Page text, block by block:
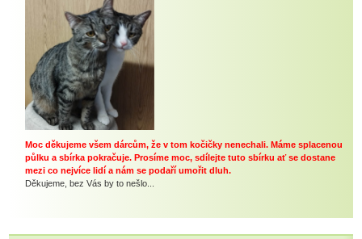
Moc děkujeme všem dárcům, že v tom kočičky nenechali. Máme splacenou
půlku a sbírka pokračuje. Prosíme moc, sdílejte tuto sbírku ať se dostane
mezi co nejvíce lidí a nám se podaří umořit dluh.
Děkujeme, bez Vás by to nešlo...